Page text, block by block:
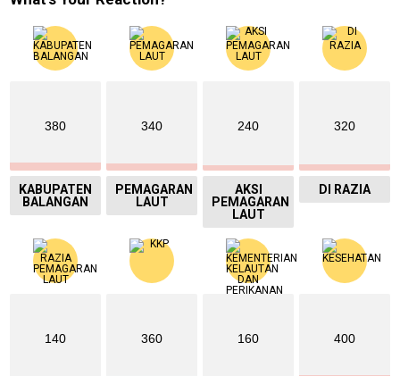
380
KABUPATEN
BALANGAN
340
PEMAGARAN
LAUT
240
AKSI
PEMAGARAN
LAUT
320
DI RAZIA
140 360 160 400